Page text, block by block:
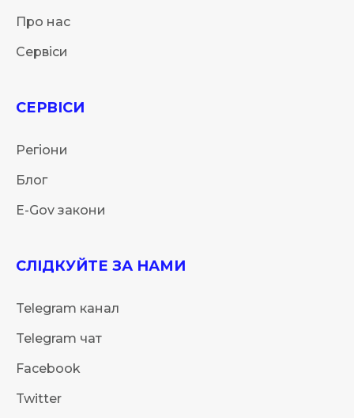
Про нас
Сервіси
СЕРВІСИ
Регіони
Блог
E-Gov закони
СЛІДКУЙТЕ ЗА НАМИ
Telegram канал
Telegram чат
Facebook
Twitter